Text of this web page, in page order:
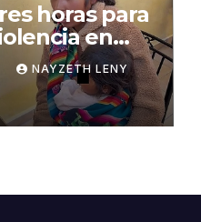
horas para
en
NAYZETH LENY